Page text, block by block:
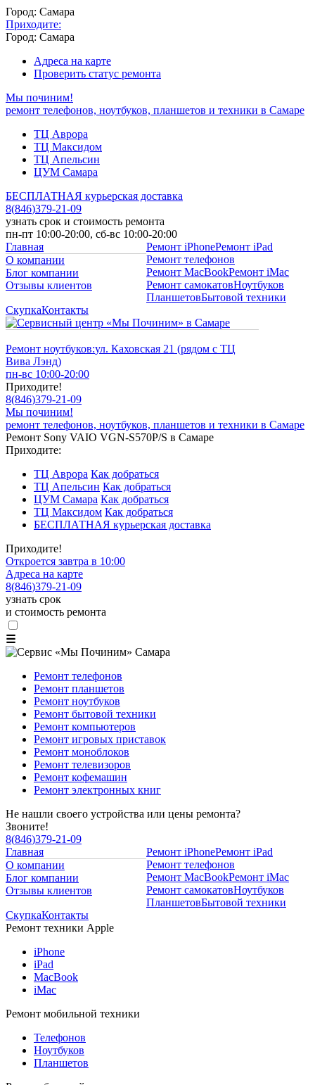
Город: Самара
Приходите:
Город: Самара
Адреса на карте
Проверить статус ремонта
Мы починим!
ремонт телефонов, ноутбуков, планшетов и техники в Самаре
ТЦ Аврора
ТЦ Максидом
ТЦ Апельсин
ЦУМ Самара
БЕСПЛАТНАЯ курьерская доставка
8(846)379-21-09
узнать срок и стоимость ремонта
пн-пт 10:00-20:00, сб-вс 10:00-20:00
Главная
О компании
Блог компании
Отзывы клиентов
Ремонт iPhoneРемонт iPad
Ремонт телефонов
Ремонт MacBookРемонт iMac
Ремонт самокатовНоутбуков
ПланшетовБытовой техники
СкупкаКонтакты
Ремонт ноутбуков:ул. Каховская 21 (рядом с ТЦ
Вива Лэнд)
пн-вс 10:00-20:00
Приходите!
8(846)379-21-09
Мы починим!
ремонт телефонов, ноутбуков, планшетов и техники в Самаре
Ремонт Sony VAIO VGN-S570P/S в Самаре
Приходите:
ТЦ Аврора Как добраться
ТЦ Апельсин Как добраться
ЦУМ Самара Как добраться
ТЦ Максидом Как добраться
БЕСПЛАТНАЯ курьерская доставка
Приходите!
Откроется завтра в 10:00
Адреса на карте
8(846)379-21-09
узнать срок
и стоимость ремонта
☰
Ремонт телефонов
Ремонт планшетов
Ремонт ноутбуков
Ремонт бытовой техники
Ремонт компьютеров
Ремонт игровых приставок
Ремонт моноблоков
Ремонт телевизоров
Ремонт кофемашин
Ремонт электронных книг
Не нашли своего устройства или цены ремонта?
Звоните!
8(846)379-21-09
Главная
О компании
Блог компании
Отзывы клиентов
Ремонт iPhoneРемонт iPad
Ремонт телефонов
Ремонт MacBookРемонт iMac
Ремонт самокатовНоутбуков
ПланшетовБытовой техники
СкупкаКонтакты
Ремонт техники Apple
iPhone
iPad
MacBook
iMac
Ремонт мобильной техники
Телефонов
Ноутбуков
Планшетов